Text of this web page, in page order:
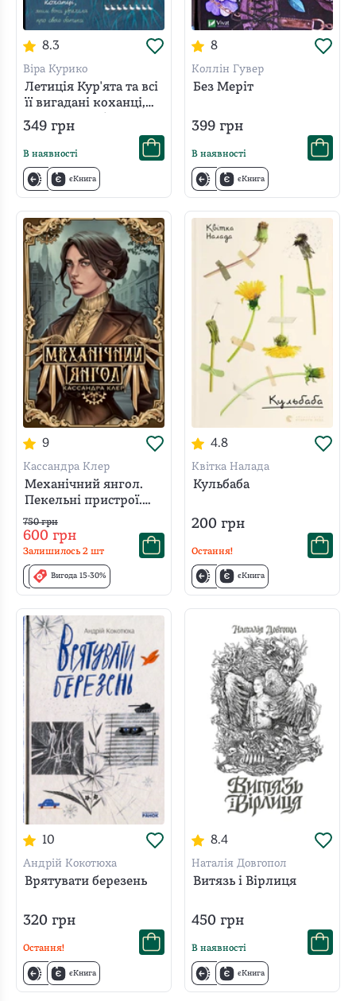
8.3
Віра Курико
Летиція Кур'ята та всі
її вигадані коханці,
яким вона збрехала
про свого батька
349 грн
В наявності
єКнига
8
Коллін Гувер
Без Меріт
399 грн
В наявності
єКнига
9
Кассандра Клер
Механічний янгол.
Пекельні пристрої.
Книжка 1
750грн
600 грн
Залишилось 2 шт
Вигода 15-30%
4.8
Квітка Налада
Кульбаба
200 грн
Остання!
єКнига
10
Андрій Кокотюха
Врятувати березень
320 грн
Остання!
єКнига
8.4
Наталія Довгопол
Витязь і Вірлиця
450 грн
В наявності
єКнига